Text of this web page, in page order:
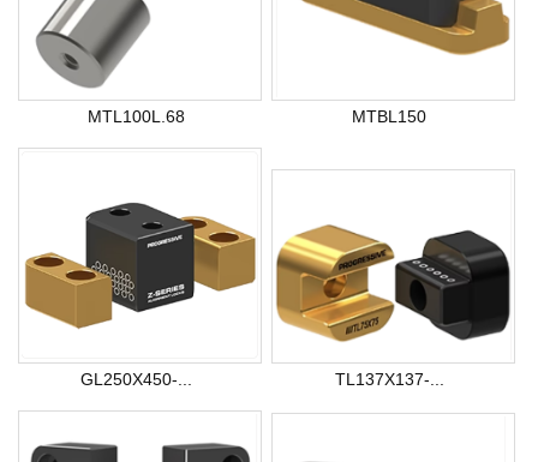
MTL100L.68 MTBL150
GL250X450-... TL137X137-...